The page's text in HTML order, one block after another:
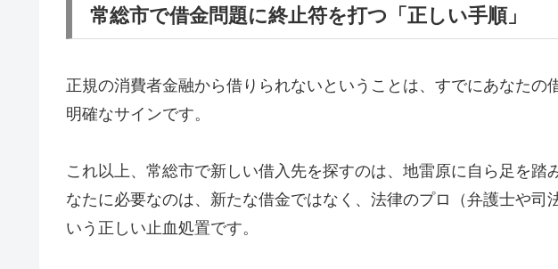
常総市で借金問題に終止符を打つ「正しい手順」
正規の消費者金融から借りられないということは、すでにあなたの
明確なサインです。
これ以上、常総市で新しい借入先を探すのは、地雷原に自ら足を踏
なたに必要なのは、新たな借金ではなく、法律のプロ（弁護士や司
いう正しい止血処置です。